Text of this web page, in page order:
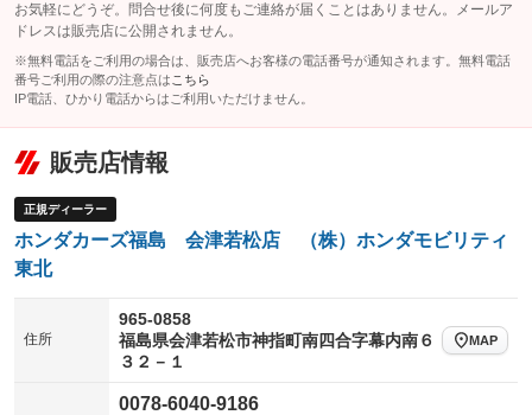
お気軽にどうぞ。問合せ後に何度もご連絡が届くことはありません。メールア
ドレスは販売店に公開されません。
※無料電話をご利用の場合は、販売店へお客様の電話番号が通知されます。無料電話
番号ご利用の際の注意点は こちら
IP電話、ひかり電話からはご利用いただけません。
販売店情報
正規ディーラー
ホンダカーズ福島 会津若松店 （株）ホンダモビリティ
東北
住所
965-0858
福島県会津若松市神指町南四合字幕内南６
３２－１
MAP
0078-6040-9186